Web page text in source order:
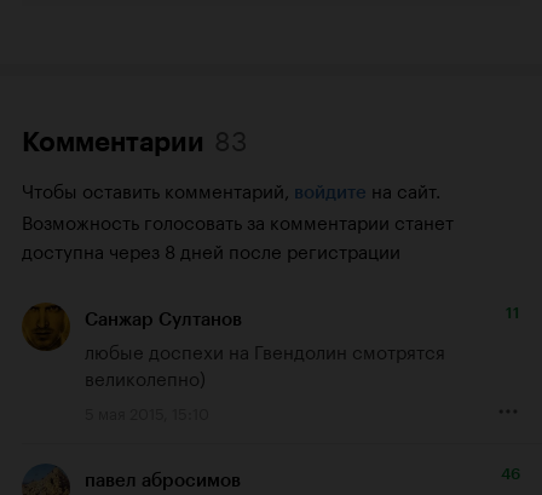
Комментарии
Чтобы оставить комментарий, войдите на сайт.
Возможность голосовать за комментарии станет
доступна через 8 дней после регистрации
Санжар Султанов 11
любые доспехи на Гвендолин смотрятся
великолепно)
павел абросимов 46